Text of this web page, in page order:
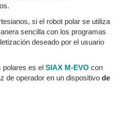
si el robot polar se utiliza
sencilla con los programas
deseado por el usuario
polares es el SIAX M-EVO con
de operador en un dispositivo de